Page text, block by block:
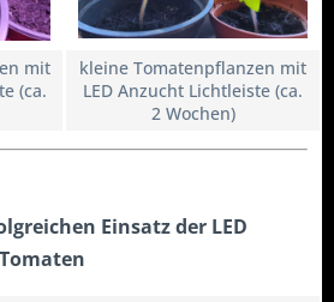
mit
(ca.
kleine Tomatenpflanzen mit
LED Anzucht Lichtleiste (ca.
2 Wochen)
Einsatz der LED